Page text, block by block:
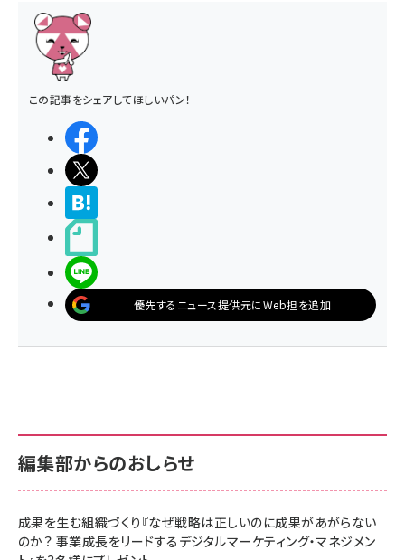
この記事をシェアしてほしいパン！
優先するニュース提供元にWeb担を追加
編集部からのおしらせ
成果を生む組織づくり『なぜ戦略は正しいのに成果があがらない
のか？ 事業成長をリードするデジタルマーケティング・マネジメン